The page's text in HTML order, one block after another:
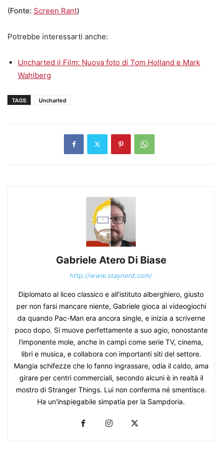
(Fonte: Screen Rant)
Potrebbe interessarti anche:
Uncharted il Film: Nuova foto di Tom Holland e Mark
Wahlberg
TAGS Uncharted
Gabriele Atero Di Biase
http://www.staynerd.com/
Diplomato al liceo classico e all'istituto alberghiero, giusto
per non farsi mancare niente, Gabriele gioca ai videogiochi
da quando Pac-Man era ancora single, e inizia a scriverne
poco dopo. Si muove perfettamente a suo agio, nonostante
l'imponente mole, anche in campi come serie TV, cinema,
libri e musica, e collabora con importanti siti del settore.
Mangia schifezze che lo fanno ingrassare, odia il caldo, ama
girare per centri commerciali, secondo alcuni è in realtà il
mostro di Stranger Things. Lui non conferma né smentisce.
Ha un'inspiegabile simpatia per la Sampdoria.